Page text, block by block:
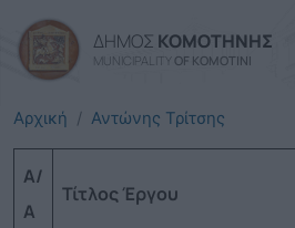
ΔΗΜΟΣ ΚΟΜΟΤΗΝΗΣ
MUNICIPALITY OF KOMOTINI
Αρχική Αντώνης Τρίτσης
Α/
Α
Τίτλος Έργου